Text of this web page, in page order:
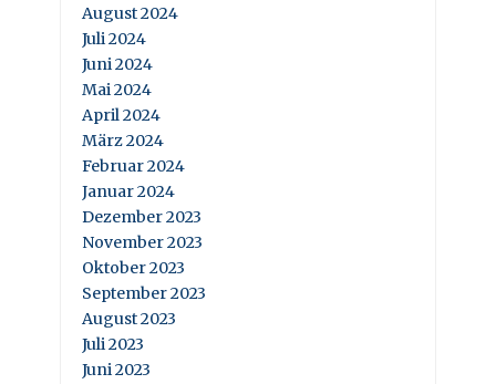
August 2024
Juli 2024
Juni 2024
Mai 2024
April 2024
März 2024
Februar 2024
Januar 2024
Dezember 2023
November 2023
Oktober 2023
September 2023
August 2023
Juli 2023
Juni 2023